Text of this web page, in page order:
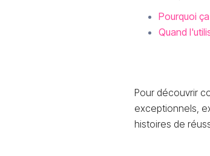
Pourquoi
Quand
Pour découvrir
exceptionnels,
histoires de